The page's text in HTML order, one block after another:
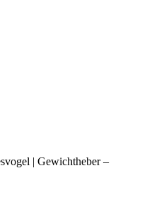
| Gewichtheber –